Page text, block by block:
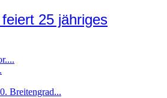
25 jähriges
Breitengrad...